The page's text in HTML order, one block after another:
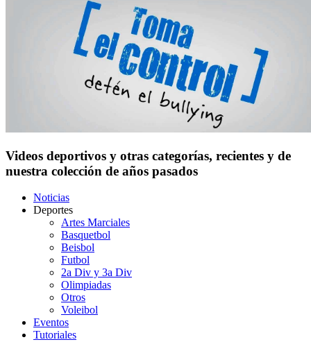
Videos deportivos y otras categorías, recientes y de
nuestra colección de años pasados
Noticias
Deportes
Artes Marciales
Basquetbol
Beisbol
Futbol
2a Div y 3a Div
Olimpiadas
Otros
Voleibol
Eventos
Tutoriales